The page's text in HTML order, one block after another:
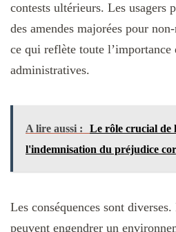
contests ultérieurs. Les usagers
des amendes majorées pour
ce qui reflète toute l’importance
administratives.
A lire aussi :
Le rôle crucial de
l'indemnisation du préjudice
Les conséquences sont
peuvent engendrer un